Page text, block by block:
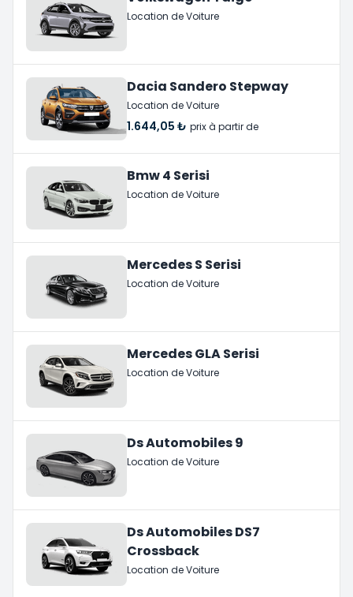
Location de Voiture
Dacia Sandero Stepway
Location de Voiture
1.644,05 ₺ prix à partir de
Bmw 4 Serisi
Location de Voiture
Mercedes S Serisi
Location de Voiture
Mercedes GLA Serisi
Location de Voiture
Ds Automobiles 9
Location de Voiture
Ds Automobiles DS7
Crossback
Location de Voiture